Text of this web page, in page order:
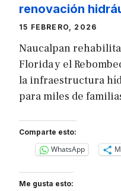
renovación
15 FEBRERO, 2026
Naucalpan
Florida y el
la infraestructura
para miles de
Comparte esto:
WhatsApp
Me gusta esto: